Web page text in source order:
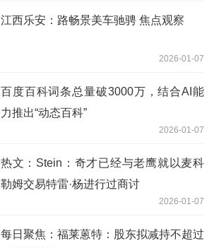
江西乐安：路畅景美车驰骋 焦点观察
2026-01-07
百度百科词条总量破3000万，结合AI能
力推出“动态百科”
2026-01-07
热文：Stein：奇才已经与老鹰就以麦科
勒姆交易特雷·杨进行过商讨
2026-01-07
每日聚焦：福莱蒽特：股东拟减持不超过